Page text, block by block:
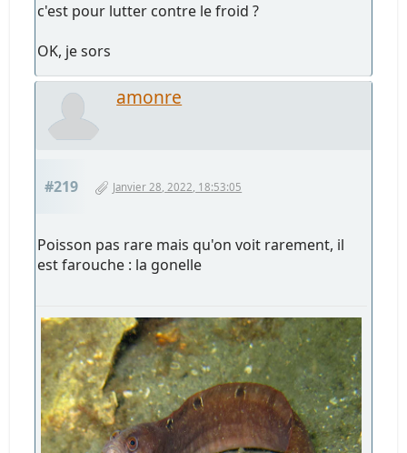
c'est pour lutter contre le froid ?
OK, je sors
amonre
#219 Janvier 28, 2022, 18:53:05
Poisson pas rare mais qu'on voit rarement, il
est farouche : la gonelle